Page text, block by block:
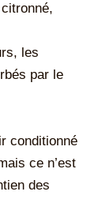
les
par le
conditionné
ce n’est
des